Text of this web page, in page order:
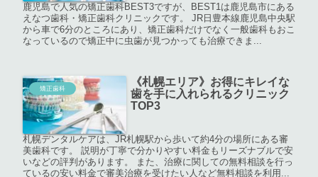
鹿児島で人気の矯正歯科BEST3ですが、BEST1は鹿児島市にある
えなつ歯科・矯正歯科クリニックです。 JR日豊本線鹿児島中央駅
から車で6分のところにあり、矯正歯科だけでなく一般歯科もおこ
なっているので矯正中に虫歯が見つかっても治療できま...
矯正歯科
《札幌エリア》お得にキレイな
歯を手に入れられるクリニック
TOP3
札幌デンタルケアは、JR札幌駅から歩いて約4分の場所にある審
美歯科です。 説明が丁寧で分かりやすい料金もリーズナブルで安
いなどの評判があります。 また、治療に関しての無料相談を行っ
ているの安い料金で審美治療を受けたい人など無料相談を利用...